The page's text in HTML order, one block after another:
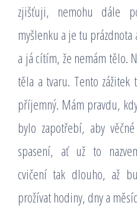
zjišťuji, nemohu dále
myšlenku a je tu
a já cítím, že nemám tělo.
těla a tvaru. Tento
příjemný. Mám pravdu,
bylo zapotřebí, aby
spasení, ať už to
cvičení tak dlouho, až
prožívat hodiny, dny a